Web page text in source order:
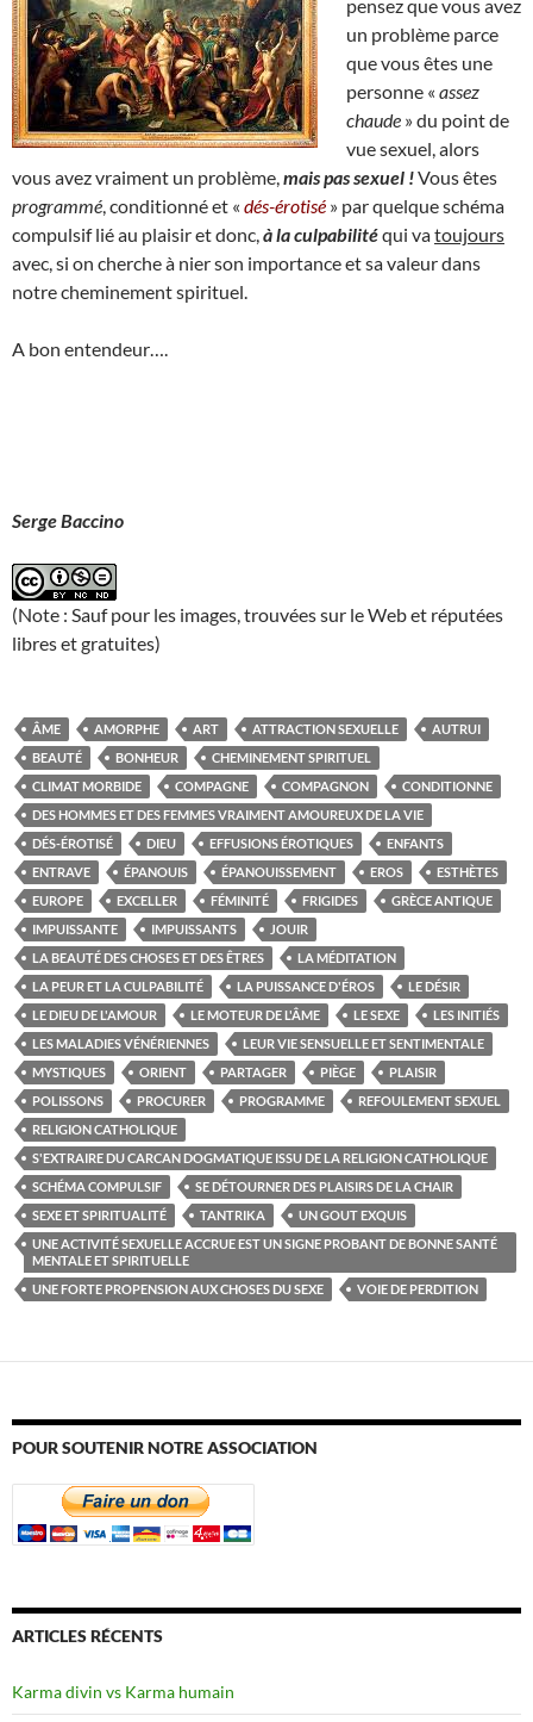
pensez que vous avez
un problème parce
que vous êtes une
personne « assez
chaude » du point de
vue sexuel, alors
vous avez vraiment un problème, mais pas sexuel !Vous êtes
programmé , conditionné et « dés-érotisé » par quelque schéma
compulsif lié au plaisir et donc, à la culpabilitéqui vatoujours
avec, si on cherche à nier son importance et sa valeur dans
notre cheminement spirituel.
A bon entendeur….
Serge Baccino
(Note : Sauf pour les images, trouvées sur le Web et réputées
libres et gratuites)
ÂME AMORPHE ART ATTRACTION SEXUELLE
AUTRUI
BEAUTÉ
BONHEUR
CHEMINEMENT SPIRITUEL
CLIMAT MORBIDE
COMPAGNE COMPAGNON
CONDITIONNE
DES HOMMES ET DES FEMMES VRAIMENT AMOUREUX DE LA VIE
DÉS-ÉROTISÉ
DIEU EFFUSIONS ÉROTIQUES
ENFANTS
ENTRAVE
ÉPANOUIS ÉPANOUISSEMENT EROS
ESTHÈTES
EUROPE
EXCELLER FÉMINITÉ FRIGIDES
GRÈCE ANTIQUE
IMPUISSANTE
IMPUISSANTS
JOUIR
LA BEAUTÉ DES CHOSES ET DES ÊTRES
LA MÉDITATION
LA PEUR ET LA CULPABILITÉ
LA PUISSANCE D'ÉROS
LE DÉSIR
LE DIEU DE L'AMOUR
LE MOTEUR DE L'ÂME LE SEXE
LES INITIÉS
LES MALADIES VÉNÉRIENNES
LEUR VIE SENSUELLE ET SENTIMENTALE
MYSTIQUES
ORIENT PARTAGER PIÈGE
PLAISIR
POLISSONS
PROCURER PROGRAMME
REFOULEMENT SEXUEL
RELIGION CATHOLIQUE
S'EXTRAIRE DU CARCAN DOGMATIQUE ISSU DE LA RELIGION CATHOLIQUE
SCHÉMA COMPULSIF
SE DÉTOURNER DES PLAISIRS DE LA CHAIR
SEXE ET SPIRITUALITÉ
TANTRIKA
UN GOUT EXQUIS
UNE ACTIVITÉ SEXUELLE ACCRUE EST UN SIGNE PROBANT DE BONNE SANTÉ
MENTALE ET SPIRITUELLE
UNE FORTE PROPENSION AUX CHOSES DU SEXE
VOIE DE PERDITION
POUR SOUTENIR NOTRE ASSOCIATION
ARTICLES RÉCENTS
Karma divin vs Karma humain